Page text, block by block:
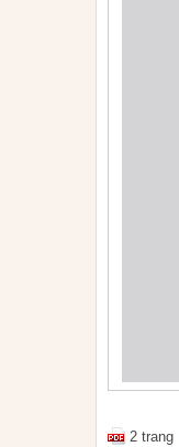
2 trang